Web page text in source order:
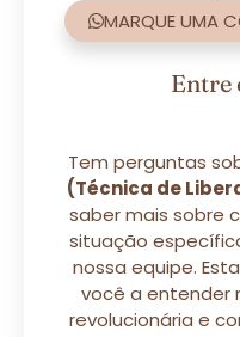
MARQUE UMA
Entre
Tem perguntas
(Técnica de
saber mais sobre
situação
nossa equipe.
você a entender
revolucionária e